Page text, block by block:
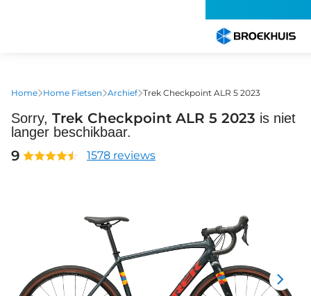
gaan
Home Home Fietsen Archief Trek Checkpoint ALR 5 2023
Sorry, Trek Checkpoint ALR 5 2023 is niet
langer beschikbaar.
9 1578 reviews